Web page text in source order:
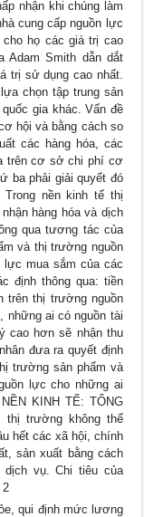
nhận khi chúng làm
cung cấp nguồn lực
họ các giá trị cao
Adam Smith dẫn dắt
trị sử dụng cao nhất.
chọn tập trung sản
gia khác. Vấn đề
hội và bằng cách so
các hàng hóa, các
trên cơ sở chi phí cơ
ba phải giải quyết đó
Trong nền kinh tế thị
hàng hóa và dịch
qua tương tác của
và thị trường nguồn
lực mua sắm của các
định thông qua: tiền
trên thị trường nguồn
những ai có nguồn tài
cao hơn sẽ nhận thu
đưa ra quyết định
trường sản phẩm và
lực cho những ai
KINH TẾ: TỔNG
thị trường không thể
hết các xã hội, chính
sản xuất bằng cách
vụ. Chi tiêu của
2
qui định mức lương